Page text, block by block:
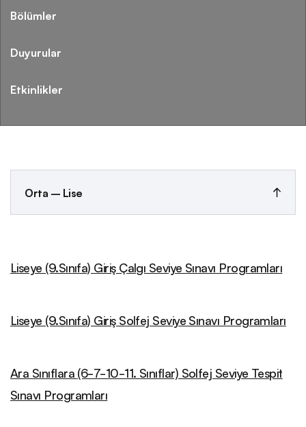
Bölümler
Duyurular
Etkinlikler
Orta – Lise
Liseye (9.Sınıfa) Giriş Çalgı Seviye Sınavı Programları
Liseye (9.Sınıfa) Giriş Solfej Seviye Sınavı Programları
Ara Sınıflara (6-7-10-11. Sınıflar) Solfej Seviye Tespit
Sınavı Programları